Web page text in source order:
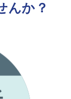
んか？